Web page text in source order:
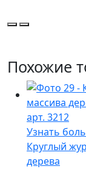
Похожие
арт. 3212
Узнать
Круглый
дерева